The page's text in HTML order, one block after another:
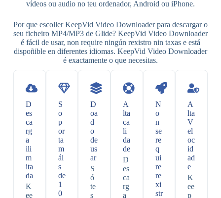
vídeos ou audio no teu ordenador, Android ou iPhone.
Por que escoller KeepVid Video Downloader para descargar o
seu ficheiro MP4/MP3 de Glide? KeepVid Video Downloader
é fácil de usar, non require ningún rexistro nin taxas e está
dispoñible en diferentes idiomas. KeepVid Video Downloader
é exactamente o que necesitas.
D
es
ca
rg
a
ili
m
ita
da
K
ee
S
o
p
or
ta
m
ái
s
de
1
0
D
oa
d
o
de
us
ar
S
ó
te
s
A
lta
ca
li
da
de
D
es
ca
rg
a
N
o
n
se
re
q
ui
re
re
xi
str
A
lta
V
el
oc
id
ad
e
K
ee
p